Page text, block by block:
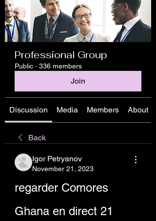
Professional Group
Public · 336 members
Join
Discussion Media Members About
Back
Igor Petryanov
November 21, 2023
regarder Comores
Ghana en direct 21